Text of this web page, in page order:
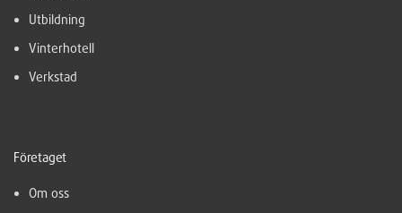
Utbildning
Vinterhotell
Verkstad
Företaget
Om oss